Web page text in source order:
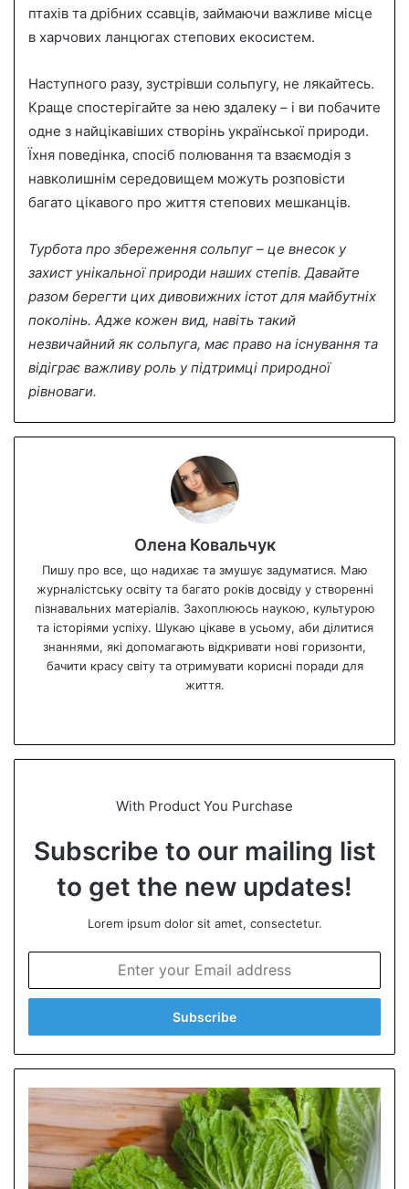
птахів та дрібних ссавців, займаючи важливе місце
в харчових ланцюгах степових екосистем.
Наступного разу, зустрівши сольпугу, не лякайтесь.
Краще спостерігайте за нею здалеку – і ви побачите
одне з найцікавіших створінь української природи.
Їхня поведінка, спосіб полювання та взаємодія з
навколишнім середовищем можуть розповісти
багато цікавого про життя степових мешканців.
Турбота про збереження сольпуг – це внесок у
захист унікальної природи наших степів. Давайте
разом берегти цих дивовижних істот для майбутніх
поколінь. Адже кожен вид, навіть такий
незвичайний як сольпуга, має право на існування та
відіграє важливу роль у підтримці природної
рівноваги.
Олена Ковальчук
Пишу про все, що надихає та змушує задуматися. Маю
журналістську освіту та багато років досвіду у створенні
пізнавальних матеріалів. Захоплююсь наукою, культурою
та історіями успіху. Шукаю цікаве в усьому, аби ділитися
знаннями, які допомагають відкривати нові горизонти,
бачити красу світу та отримувати корисні поради для
життя.
te
With Product You Purchase
Subscribe to our mailing list
to get the new updates!
Lorem ipsum dolor sit amet, consectetur.
t
r
y
u
E
m
a